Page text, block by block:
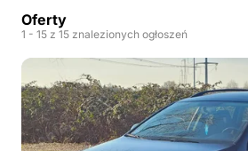
Oferty
1 - 15 z 15 znalezionych ogłoszeń